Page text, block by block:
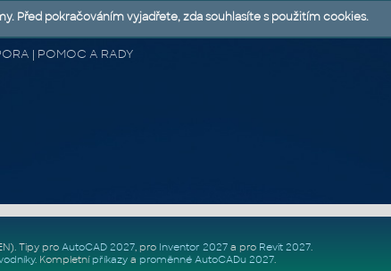
| POMOC A RADY
. Tipy pro AutoCAD 2027, pro Inventor 2027a pro Revit 2027.
. Kompletní příkazya proměnné AutoCADu 2027.
Před pokračováním vyjadřete, zda souhlasíte s použitím cookies.